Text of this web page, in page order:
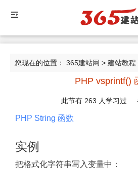
您现在的位置： 365建站网 > 建站教程
PHP vsprintf()
此节有 263 人学习过
PHP String 函数
实例
把格式化字符串写入变量中：